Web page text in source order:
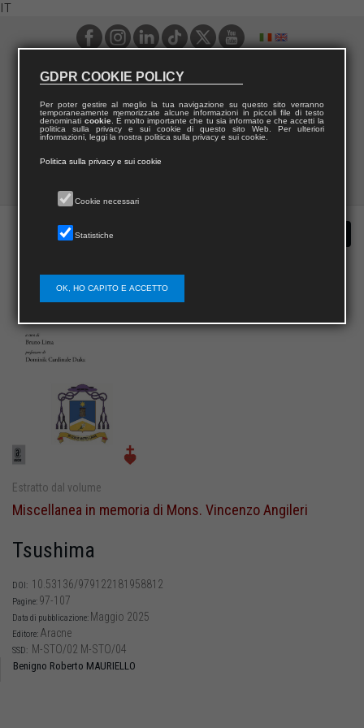
IT
Estratto dal volume
Miscellanea in memoria di Mons. Vincenzo Angileri
Tsushima
DOI: 10.53136/979122181958812
Pagine: 97-107
Data di pubblicazione: Maggio 2025
Editore: Aracne
SSD: M-STO/02 M-STO/04
Benigno Roberto MAURIELLO
GDPR COOKIE POLICY
Per poter gestire al meglio la tua navigazione su questo sito verranno
temporaneamente memorizzate alcune informazioni in piccoli file di testo
denominati cookie. È molto importante che tu sia informato e che accetti la
politica sulla privacy e sui cookie di questo sito Web. Per ulteriori
informazioni, leggi la nostra politica sulla privacy e sui cookie.
Politica sulla privacy e sui cookie
Cookie necessari
Statistiche
OK, HO CAPITO E ACCETTO